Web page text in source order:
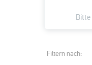
Bitte
Filtern nach: